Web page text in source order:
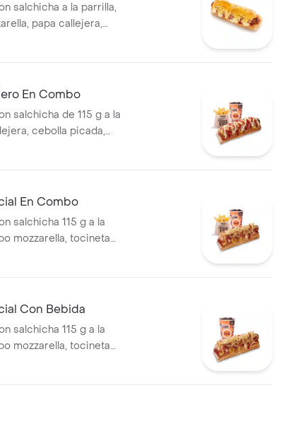
salchicha a la parrilla,
papa callejera,
y salsa de tomate en
En Combo
salchicha de 115 g a la
cebolla picada,
de tomate y mostaza
En Combo
salchicha 115 g a la
mozzarella, tocineta
cebolla picada,
PET
Con Bebida
salchicha 115 g a la
mozzarella, tocineta
cebolla picada,